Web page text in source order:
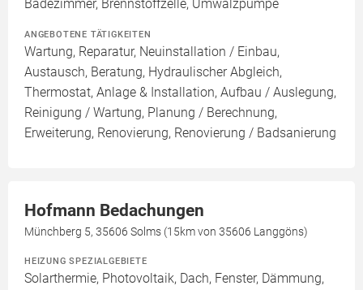
Badezimmer, Brennstoffzelle, Umwälzpumpe
ANGEBOTENE TÄTIGKEITEN
Wartung, Reparatur, Neuinstallation / Einbau,
Austausch, Beratung, Hydraulischer Abgleich,
Thermostat, Anlage & Installation, Aufbau / Auslegung,
Reinigung / Wartung, Planung / Berechnung,
Erweiterung, Renovierung, Renovierung / Badsanierung
Hofmann Bedachungen
Münchberg 5, 35606 Solms (15km von 35606 Langgöns)
HEIZUNG SPEZIALGEBIETE
Solarthermie, Photovoltaik, Dach, Fenster, Dämmung,